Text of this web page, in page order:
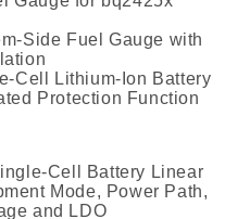
Side Fuel Gauge with
Cell Lithium-Ion Battery
Protection Function
Cell Battery Linear
Mode, Power Path,
and LDO